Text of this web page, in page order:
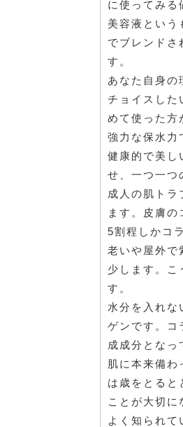
に使ってみる
美容液という
でブレンドさ
す。
あなた自身の
チョイスした
めて使った方
強力な保水力
健康的で美し
せ、一つ一つ
成人の肌ト
ます。皮膚
5割程しかコ
老いや屋外で
少します。こ
す。
水分を入れな
ゲンです。コ
成成分となっ
肌に本来備わ
は歳をとると
ことが大切に
よく知られ